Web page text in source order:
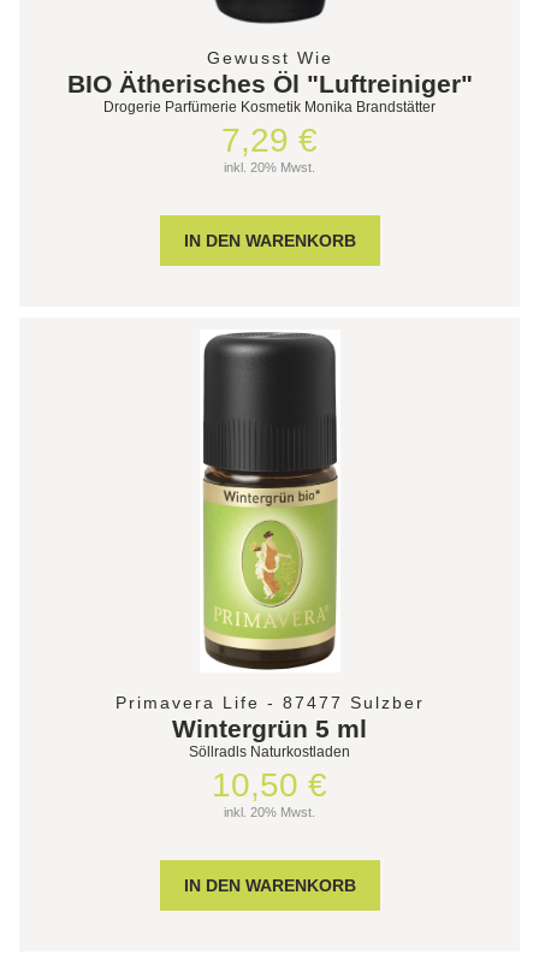
Gewusst Wie
BIO Ätherisches Öl "Luftreiniger"
Drogerie Parfümerie Kosmetik Monika Brandstätter
7,29 €
inkl. 20% Mwst.
Primavera Life - 87477 Sulzber
Wintergrün 5 ml
Söllradls Naturkostladen
10,50 €
inkl. 20% Mwst.